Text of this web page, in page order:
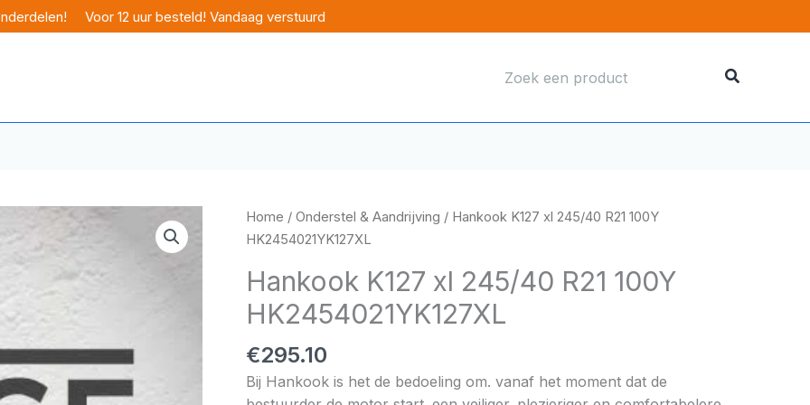
Voor 12 uur besteld! Vandaag verstuurd
naar:
Home / Onderstel & Aandrijving / Hankook K127 xl 245/40 R21 100Y
HK2454021YK127XL
Hankook K127 xl 245/40 R21 100Y
HK2454021YK127XL
€295.10
Bij Hankook is het de bedoeling om. vanaf het moment dat de